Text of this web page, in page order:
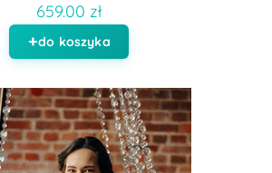
659.00 zł
do koszyka